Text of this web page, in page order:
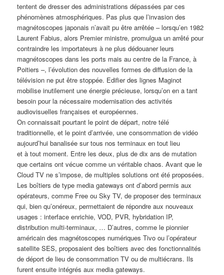
tentent de dresser des administrations dépassées par ces
phénomènes atmosphériques. Pas plus que l’invasion des
magnétoscopes japonais n’avait pu être arrêtée – lorsqu’en 1982
Laurent Fabius, alors Premier ministre, promulgua un arrêté pour
contraindre les importateurs à ne plus dédouaner leurs
magnétoscopes dans les ports mais au centre de la France, à
Poitiers –, l’évolution des nouvelles formes de diffusion de la
télévision ne put être stoppée. Edifier des lignes Maginot
mobilise inutilement une énergie précieuse, lorsqu’on en a tant
besoin pour la nécessaire modernisation des activités
audiovisuelles françaises et européennes.
On connaissait pourtant le point de départ, notre télé
traditionnelle, et le point d’arrivée, une consommation de vidéo
aujourd’hui banalisée sur tous nos terminaux en tout lieu
et à tout moment. Entre les deux, plus de dix ans de mutation
que certains ont vécue comme un véritable chaos. Avant que le
Cloud TV ne s’impose, de multiples solutions ont été proposées.
Les boîtiers de type media gateways ont d’abord permis aux
opérateurs, comme Free ou Sky TV, de proposer des terminaux
qui, bien qu’onéreux, permettaient de répondre aux nouveaux
usages : interface enrichie, VOD, PVR, hybridation IP,
distribution multi-terminaux, … D’autres, comme le pionnier
américain des magnétoscopes numériques Tivo ou l’opérateur
satellite SES, proposaient des boîtiers avec des fonctionnalités
de déport de lieu de consommation TV ou de multiécrans. Ils
furent ensuite intégrés aux media gateways.